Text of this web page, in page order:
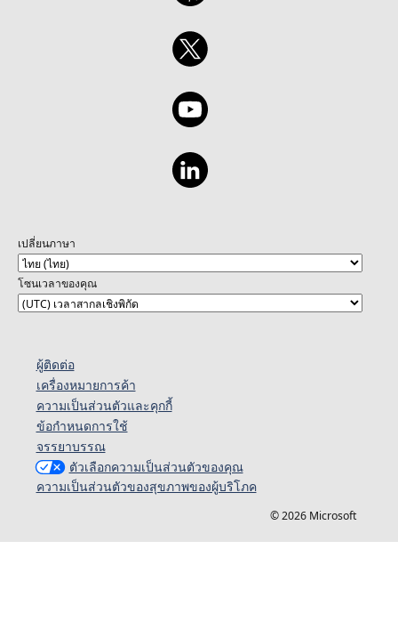
เปลี่ยนภาษา
โซนเวลาของคุณ
ผู้ติดต่อ
เครื่องหมายการค้า
ความเป็นส่วนตัวและคุกกี้
ข้อกำหนดการใช้
จรรยาบรรณ
ตัวเลือกความเป็นส่วนตัวของคุณ
ความเป็นส่วนตัวของสุขภาพของผู้บริโภค
© 2026 Microsoft